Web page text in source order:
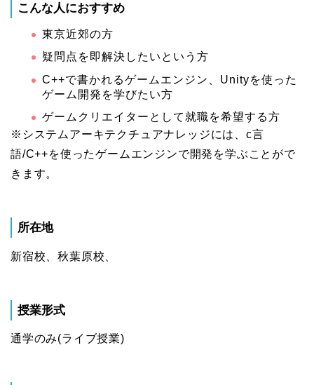
こんな人におすすめ
東京近郊の方
疑問点を即解決したいという方
C++で書かれるゲームエンジン、Unityを使った
ゲーム開発を学びたい方
ゲームクリエイターとして就職を希望する方
※システムアーキテクチュアナレッジには、c言
語/C++を使ったゲームエンジンで開発を学ぶことがで
きます。
所在地
新宿校、秋葉原校、
授業形式
通学のみ(ライブ授業)